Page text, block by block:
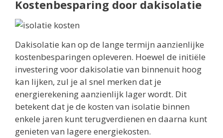
Kostenbesparing door dakisolatie
Dakisolatie kan op de lange termijn aanzienlijke
kostenbesparingen opleveren. Hoewel de initiële
investering voor dakisolatie van binnenuit hoog
kan lijken, zul je al snel merken dat je
energierekening aanzienlijk lager wordt. Dit
betekent dat je de kosten van isolatie binnen
enkele jaren kunt terugverdienen en daarna kunt
genieten van lagere energiekosten.